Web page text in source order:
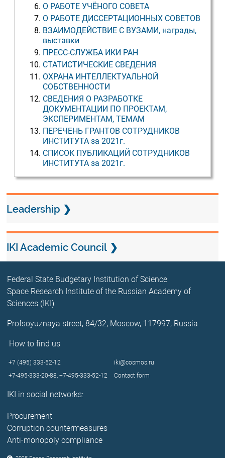
О РАБОТЕ УЧЁНОГО СОВЕТА
О РАБОТЕ ДИССЕРТАЦИОННЫХ СОВЕТОВ
ВЗАИМОДЕЙСТВИЕ С ВУЗАМИ, награды,
выставки
ПРЕСС-СЛУЖБА ИКИ РАН
СТАТИСТИЧЕСКИЕ СВЕДЕНИЯ
ОХРАНА ИНТЕЛЛЕКТУАЛЬНОЙ
СОБСТВЕННОСТИ
СВЕДЕНИЯ О РАЗРАБОТКЕ
ДОКУМЕНТАЦИИ ПО ПРОЕКТАМ,
ЭКСПЕРИМЕНТАМ, ТЕМАМ
ПЕРЕЧЕНЬ ГРАНТОВ СОТРУДНИКОВ
ИНСТИТУТА за 2021г.
СПИСОК ПУБЛИКАЦИЙ СОТРУДНИКОВ
ИНСТИТУТА за 2021г.
Leadership
IKI Academic Council
Federal State Budgetary Institution of Science
Space Research Institute of the Russian Academy of
Sciences (IKI)
Profsoyuznaya street, 84/32, Moscow, 117997, Russia
How to find us
+7 (495) 333-52-12
iki@cosmos.ru
+7-495-333-20-88,+7-495-333-52-12 Contact form
IKI in social networks:
Procurement
Corruption countermeasures
Anti-monopoly compliance